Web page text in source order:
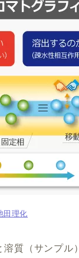
田理化
溶質（サンプル